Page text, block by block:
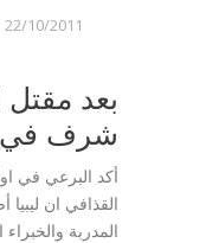
22/10/2011
بعد
شرف في
أكد البرعي في
القذافي ان
المدربة